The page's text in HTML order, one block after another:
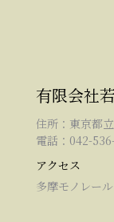
有限会社
住所：東京都
電話：042-
アクセス
多摩モノレー